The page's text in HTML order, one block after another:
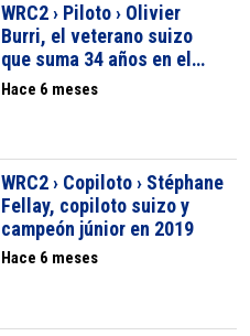
WRC2 › Piloto › Olivier
Burri, el veterano suizo
que suma 34 años en el
WRC
Hace 6 meses
WRC2 › Copiloto › Stéphane
Fellay, copiloto suizo y
campeón júnior en 2019
Hace 6 meses